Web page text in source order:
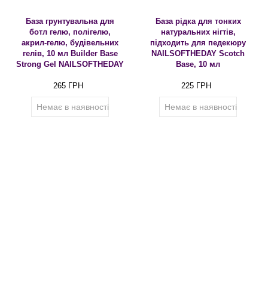
База грунтувальна для
ботл гелю, полігелю,
акрил-гелю, будівельних
гелів, 10 мл Builder Base
Strong Gel NAILSOFTHEDAY
265 ГРН
Немає в наявності
База рідка для тонких
натуральних нігтів,
підходить для педекюру
NAILSOFTHEDAY Scotch
Base, 10 мл
225 ГРН
Немає в наявності